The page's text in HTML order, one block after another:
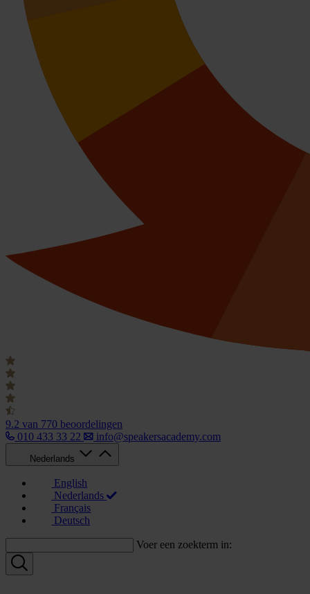
9.2 van 770 beoordelingen
010 433 33 22
info@speakersacademy.com
Nederlands
English
Nederlands
Français
Deutsch
Voer een zoekterm in: